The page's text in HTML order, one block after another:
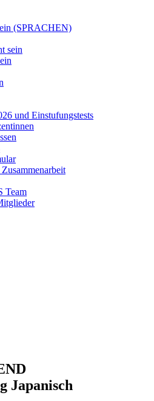
(SPRACHEN)
sein
und Einstufungstests
Team
Japanisch